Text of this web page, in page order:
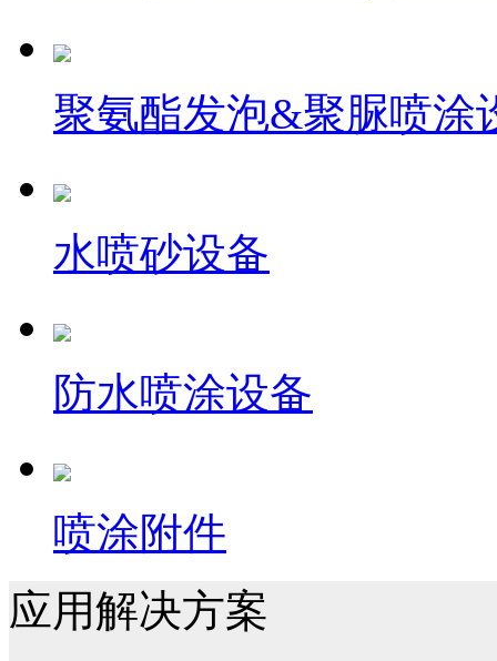
聚氨酯发泡&聚脲喷涂
水喷砂设备
防水喷涂设备
喷涂附件
应用解决方案